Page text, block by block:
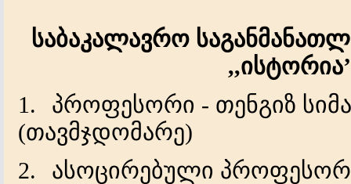
საბაკალავრო
,,ისტორია
1.
პროფესორი - თენგიზ
(თავმჯდომარე)
2.
ასოცირებული